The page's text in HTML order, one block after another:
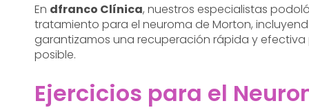
En dfranco Clínica, nuestros especialistas
tratamiento para el neuroma de Morton,
garantizamos una recuperación rápida y
posible.
Ejercicios para el